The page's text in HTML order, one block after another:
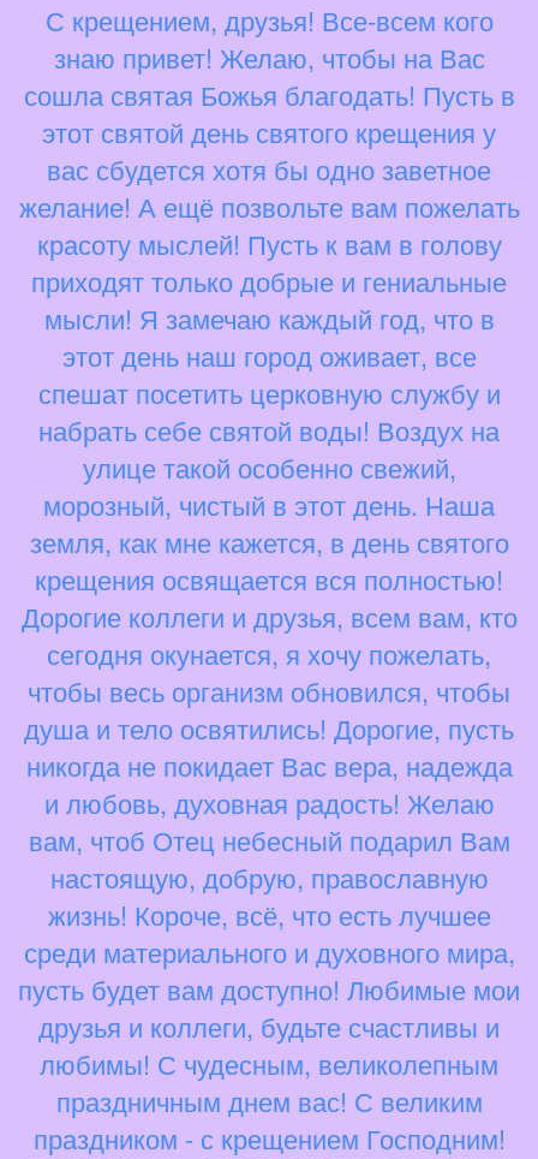
С крещением, друзья! Все-всем кого
знаю привет! Желаю, чтобы на Вас
сошла святая Божья благодать! Пусть в
этот святой день святого крещения у
вас сбудется хотя бы одно заветное
желание! А ещё позвольте вам пожелать
красоту мыслей! Пусть к вам в голову
приходят только добрые и гениальные
мысли! Я замечаю каждый год, что в
этот день наш город оживает, все
спешат посетить церковную службу и
набрать себе святой воды! Воздух на
улице такой особенно свежий,
морозный, чистый в этот день. Наша
земля, как мне кажется, в день святого
крещения освящается вся полностью!
Дорогие коллеги и друзья, всем вам, кто
сегодня окунается, я хочу пожелать,
чтобы весь организм обновился, чтобы
душа и тело освятились! Дорогие, пусть
никогда не покидает Вас вера, надежда
и любовь, духовная радость! Желаю
вам, чтоб Отец небесный подарил Вам
настоящую, добрую, православную
жизнь! Короче, всё, что есть лучшее
среди материального и духовного мира,
пусть будет вам доступно! Любимые мои
друзья и коллеги, будьте счастливы и
любимы! С чудесным, великолепным
праздничным днем вас! С великим
праздником - с крещением Господним!